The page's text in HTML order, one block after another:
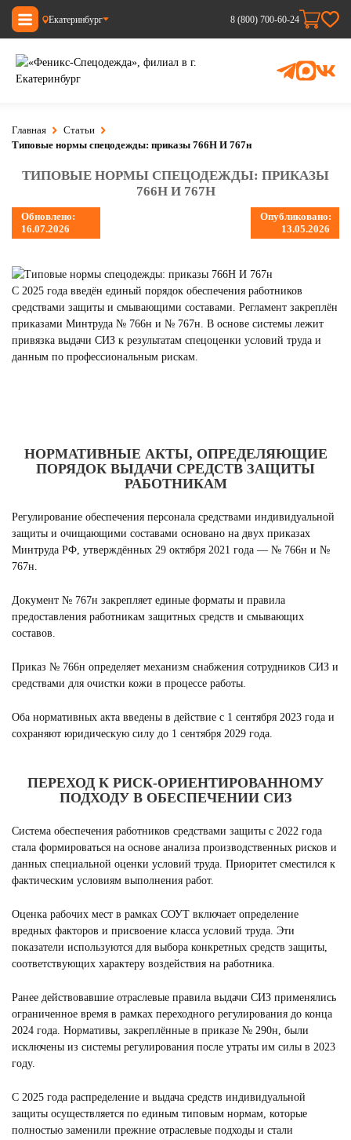
Екатеринбург 8 (800) 700-60-24
Главная
Статьи
Типовые нормы спецодежды: приказы 766Н И 767н
ТИПОВЫЕ НОРМЫ СПЕЦОДЕЖДЫ: ПРИКАЗЫ
766Н И 767Н
Обновлено:
16.07.2026
Опубликовано:
13.05.2026
С 2025 года введён единый порядок обеспечения работников
средствами защиты и смывающими составами. Регламент закреплён
приказами Минтруда № 766н и № 767н. В основе системы лежит
привязка выдачи СИЗ к результатам спецоценки условий труда и
данным по профессиональным рискам.
НОРМАТИВНЫЕ АКТЫ, ОПРЕДЕЛЯЮЩИЕ
ПОРЯДОК ВЫДАЧИ СРЕДСТВ ЗАЩИТЫ
РАБОТНИКАМ
Регулирование обеспечения персонала средствами индивидуальной
защиты и очищающими составами основано на двух приказах
Минтруда РФ, утверждённых 29 октября 2021 года — № 766н и №
767н.
Документ № 767н закрепляет единые форматы и правила
предоставления работникам защитных средств и смывающих
составов.
Приказ № 766н определяет механизм снабжения сотрудников СИЗ и
средствами для очистки кожи в процессе работы.
Оба нормативных акта введены в действие с 1 сентября 2023 года и
сохраняют юридическую силу до 1 сентября 2029 года.
ПЕРЕХОД К РИСК-ОРИЕНТИРОВАННОМУ
ПОДХОДУ В ОБЕСПЕЧЕНИИ СИЗ
Система обеспечения работников средствами защиты с 2022 года
стала формироваться на основе анализа производственных рисков и
данных специальной оценки условий труда. Приоритет сместился к
фактическим условиям выполнения работ.
Оценка рабочих мест в рамках СОУТ включает определение
вредных факторов и присвоение класса условий труда. Эти
показатели используются для выбора конкретных средств защиты,
соответствующих характеру воздействия на работника.
Ранее действовавшие отраслевые правила выдачи СИЗ применялись
ограниченное время в рамках переходного регулирования до конца
2024 года. Нормативы, закреплённые в приказе № 290н, были
исключены из системы регулирования после утраты им силы в 2023
году.
С 2025 года распределение и выдача средств индивидуальной
защиты осуществляется по единым типовым нормам, которые
полностью заменили прежние отраслевые подходы и стали